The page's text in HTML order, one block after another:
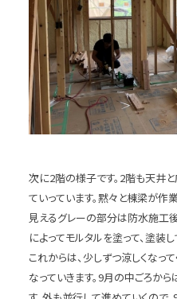
次に2階の様子です。2階も天井
ていっています。黙々と棟梁が作
見えるグレーの部分は防水施工
によってモルタルを塗って、塗装
これからは、少しずつ涼しくなっ
なっていきます。9月の中ごろか